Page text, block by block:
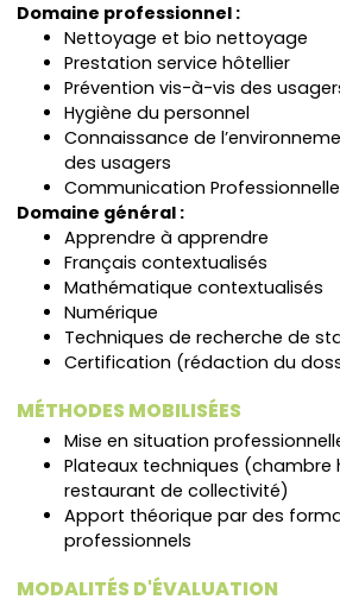
Domaine professionnel :
Nettoyage et bio nettoyage
Prestation service hôtellier
Prévention vis-à-vis des
Hygiène du personnel
Connaissance de
des usagers
Communication Professionnelle
Domaine général :
Apprendre à apprendre
Français contextualisés
Mathématique contextualisés
Numérique
Techniques de recherche de
Certification (rédaction du
MÉTHODES MOBILISÉES
Mise en situation
Plateaux techniques (chambre
restaurant de collectivité)
Apport théorique par des
professionnels
MODALITÉS D'ÉVALUATION